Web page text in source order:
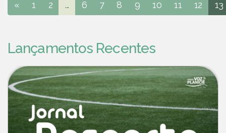
« 1 2 ... 6 7 8 9 10 11 12 13
Lançamentos Recentes